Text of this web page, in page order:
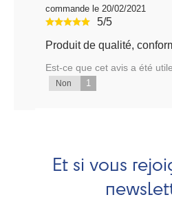
commande le 20/02/2021
5/5
Produit de qualité,
Est-ce que cet avis a été
Non 1
Et si vous